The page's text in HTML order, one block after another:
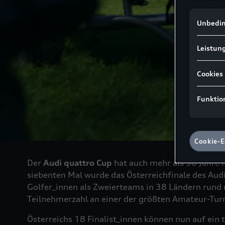
Der Audi quattro Cup hat auch mehr als 30
siebenten Mal wurde das Österreichfinale des
Golfer_innen als Zweierteams in 38 Ländern
Teilnehmerzahl an einer der größten Amateur-
Österreichs 18 Finalist_innen können nun auf
und
Ireland
kein der
Hieraus
stimmen
Daten in
Hinweis
von uns
sofern Sie
KG,
Nähere
Cookie-